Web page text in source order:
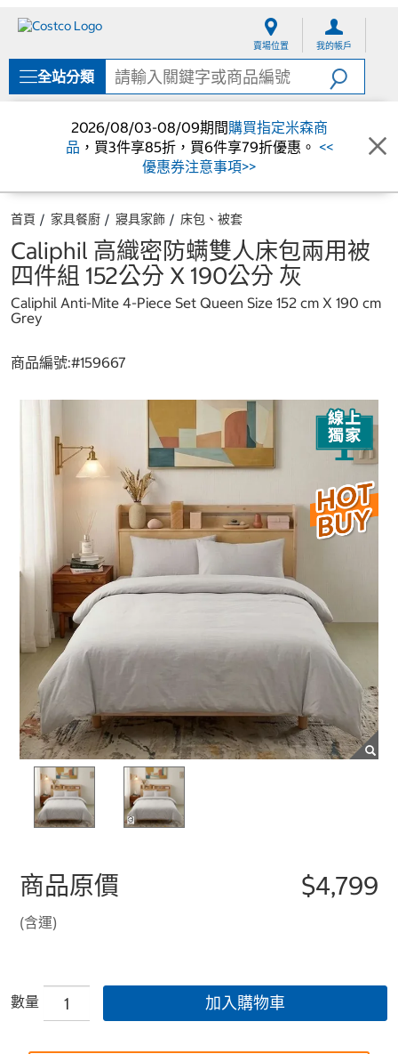
單
賣場位置 我的帳戶
全站分類
2026/08/03-08/09期間購買指定米森商
品 ，買3件享85折，買6件享79折優惠。 <<
優惠券注意事項>>
首頁 家具餐廚 寢具家飾 床包、被套
Caliphil 高織密防螨雙人床包兩用被
四件組 152公分 X 190公分 灰
Caliphil Anti-Mite 4-Piece Set Queen Size 152 cm X 190 cm
Grey
商品編號:#159667
商品原價 $4,799
(含運)
數量 加入購物車